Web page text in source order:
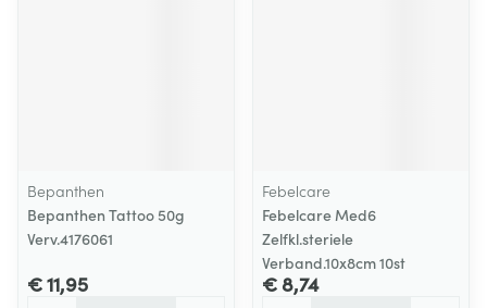
Bepanthen
Bepanthen Tattoo 50g
Verv.4176061
€ 11,95
Febelcare
Febelcare Med6
Zelfkl.steriele
Verband.10x8cm 10st
€ 8,74